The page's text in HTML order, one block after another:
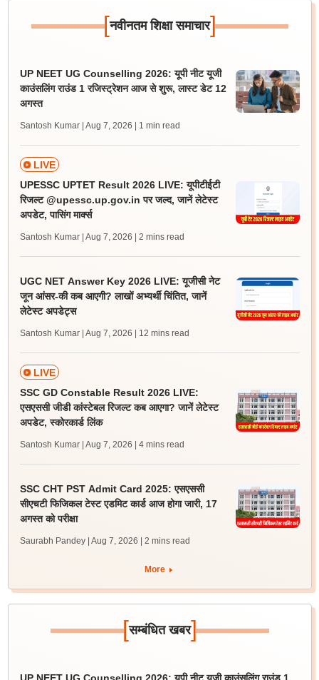
[नवीनतम शिक्षा समाचार]
UP NEET UG Counselling 2026: यूपी नीट यूजी
काउंसलिंग राउंड 1 रजिस्ट्रेशन आज से शुरू, लास्ट डेट 12
अगस्त
Santosh Kumar | Aug 7, 2026 | 1 min read
LIVE
UPESSC UPTET Result 2026 LIVE: यूपीटीईटी
रिजल्ट @upessc.up.gov.in पर जल्द, जानें लेटेस्ट
अपडेट, पासिंग मार्क्स
Santosh Kumar | Aug 7, 2026 | 2 mins read
UGC NET Answer Key 2026 LIVE: यूजीसी नेट
जून आंसर-की कब आएगी? लाखों अभ्यर्थी चिंतित, जानें
लेटेस्ट अपडेट्स
Santosh Kumar | Aug 7, 2026 | 12 mins read
LIVE
SSC GD Constable Result 2026 LIVE:
एसएससी जीडी कांस्टेबल रिजल्ट कब आएगा? जानें लेटेस्ट
अपडेट, स्कोरकार्ड लिंक
Santosh Kumar | Aug 7, 2026 | 4 mins read
SSC CHT PST Admit Card 2025: एसएससी
सीएचटी फिजिकल टेस्ट एडमिट कार्ड आज होगा जारी, 17
अगस्त को परीक्षा
Saurabh Pandey | Aug 7, 2026 | 2 mins read
More
[सम्बंधित खबर]